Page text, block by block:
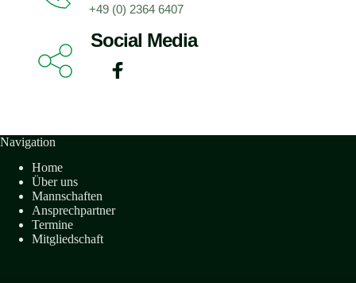
+49 (0) 2364 6407
Social Media
Navigation
Home
Über uns
Mannschaften
Ansprechpartner
Termine
Mitgliedschaft